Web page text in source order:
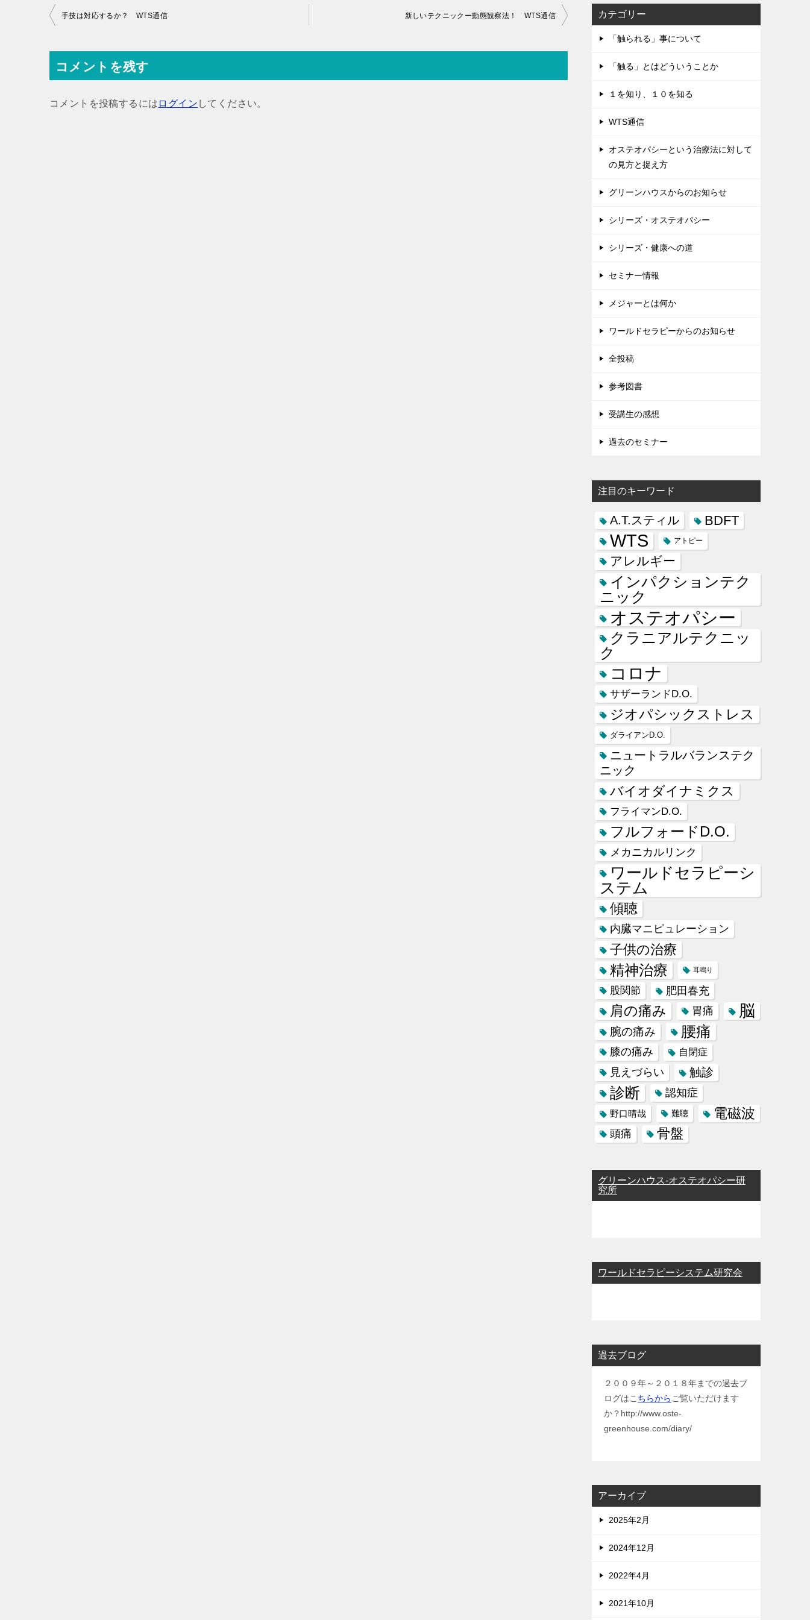
投
ナ
ビ
ー
手技は対応するか？ WTS通信 新しいテクニックー動態観察法！ WTS通信
コメントを残す
コメントを投稿するには ログイン してください。
カテゴリー
「触られる」事について
「触る」とはどういうことか
１を知り、１０を知る
WTS通信
オステオパシーという治療法に対して
の見方と捉え方
グリーンハウスからのお知らせ
シリーズ・オステオパシー
シリーズ・健康への道
セミナー情報
メジャーとは何か
ワールドセラピーからのお知らせ
全投稿
参考図書
受講生の感想
過去のセミナー
注目のキーワード
A.T.スティル BDFT
WTS アトピー
アレルギー
インパクションテク
ニック
オステオパシー
クラニアルテクニッ
ク
コロナ
サザーランドD.O.
ジオパシックストレス
ダライアンD.O.
ニュートラルバランステク
ニック
バイオダイナミクス
フライマンD.O.
フルフォードD.O.
メカニカルリンク
ワールドセラピーシ
ステム
傾聴
内臓マニピュレーション
子供の治療
精神治療 耳鳴り
股関節 肥田春充
肩の痛み 胃痛 脳
腕の痛み 腰痛
膝の痛み 自閉症
見えづらい 触診
診断 認知症
野口晴哉 難聴 電磁波
頭痛 骨盤
グリーンハウス-オステオパシー研
究所
ワールドセラピーシステム研究会
過去ブログ
２００９年～２０１８年までの過去ブ
ログはこ ちらから ご覧いただけます
か？http://www.oste-
greenhouse.com/diary/
アーカイブ
2025年2月
2024年12月
2022年4月
2021年10月